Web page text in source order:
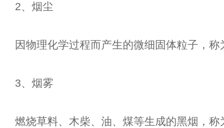
2、烟尘
因物理化学过程而产生的微细固体粒子，
3、烟雾
燃烧草料、木柴、油、煤等生成的黑烟，